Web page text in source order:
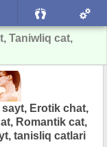
Taniwliq cat,
Erotik chat,
Romantik cat,
tanisliq catlari